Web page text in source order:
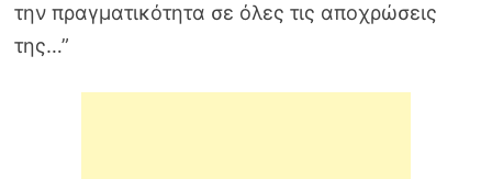
την πραγματικότητα σε όλες τις αποχρώσεις
της…”